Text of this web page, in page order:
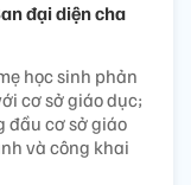
đại diện cha
học sinh phản
cơ sở giáo dục;
đầu cơ sở giáo
và công khai